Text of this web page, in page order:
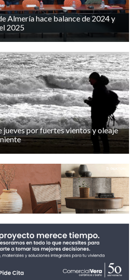
Almería hace balance de 2024 y
2025
por fuertes vientos y oleaje